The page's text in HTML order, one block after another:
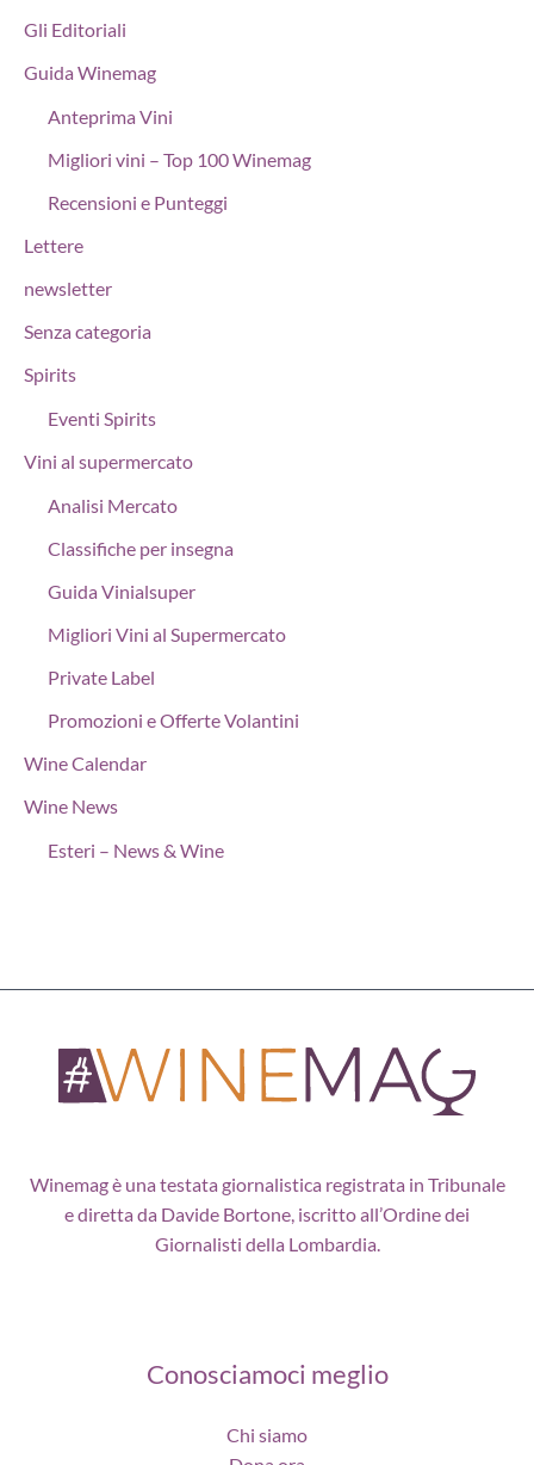
Gli Editoriali
Guida Winemag
Anteprima Vini
Migliori vini – Top 100 Winemag
Recensioni e Punteggi
Lettere
newsletter
Senza categoria
Spirits
Eventi Spirits
Vini al supermercato
Analisi Mercato
Classifiche per insegna
Guida Vinialsuper
Migliori Vini al Supermercato
Private Label
Promozioni e Offerte Volantini
Wine Calendar
Wine News
Esteri – News & Wine
Winemag è una testata giornalistica registrata in Tribunale
e diretta da Davide Bortone, iscritto all’Ordine dei
Giornalisti della Lombardia.
Conosciamoci meglio
Chi siamo